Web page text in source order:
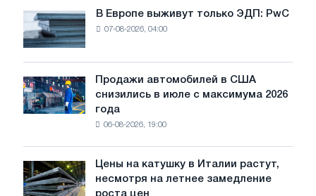
Европе
выживут
только
ЭДП:
PwC
В Европе выживут только ЭДП: PwC
07-08-2026, 04:00
Продажи
автомобилей
в
июле
с
Продажи автомобилей в США
снизились в июле с максимума 2026
года
06-08-2026, 19:00
Цены
на
Цены на катушку в Италии растут,
несмотря на летнее замедление
роста цен